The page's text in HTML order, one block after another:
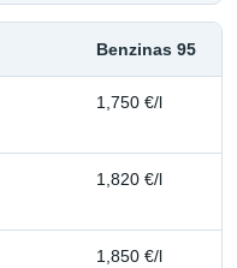
Benzinas 95
1,750 €/l
1,820 €/l
1,850 €/l